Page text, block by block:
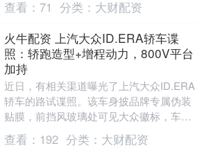
貌，....
查看： 71 分类： 大财配资
火牛配资 上汽大众ID.ERA轿车谍
照：轿跑造型+增程动力，800V平台
加持
近日，有相关渠道曝光了上汽大众ID.ERA
轿车的路试谍照。该车身披品牌专属伪装
贴膜，前挡风玻璃处可见大众徽标，车身
两侧分别设有加油与充电接口，底盘区域
亦能看到排....
查看： 192 分类： 大财配资